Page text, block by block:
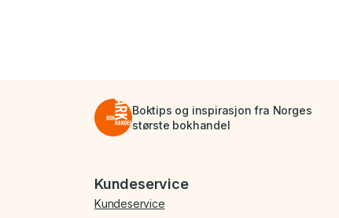
Boktips og inspirasjon fra Norges
største bokhandel
Bunnmeny
Kundeservice
Kundeservice